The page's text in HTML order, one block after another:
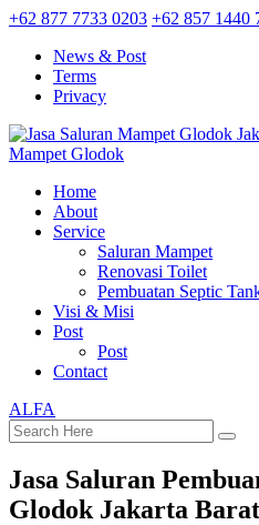
+62 877 7733 0203 +62 857 1440
News & Post
Terms
Privacy
Home
About
Service
Saluran Mampet
Renovasi Toilet
Pembuatan Septic
Visi & Misi
Post
Post
Contact
ALFA
Jasa Saluran
Glodok Jakarta Barat